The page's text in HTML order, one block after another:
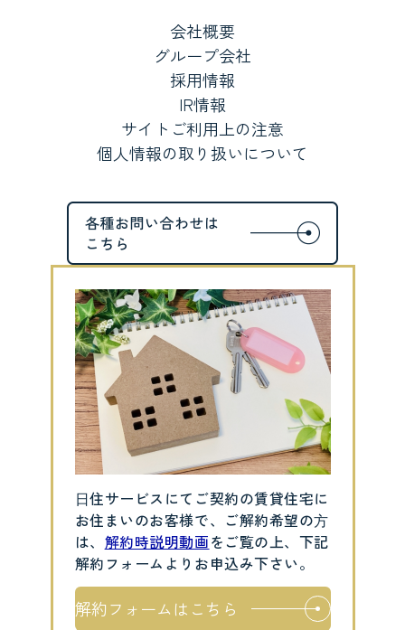
会社概要
グループ会社
採用情報
IR情報
サイトご利用上の注意
個人情報の取り扱いについて
⽇住サービスにてご契約の賃貸住宅に
お住まいのお客様で、ご解約希望の⽅
は、 解約時説明動画をご覧の上、下記
解約フォームよりお申込み下さい。
解約フォームはこちら